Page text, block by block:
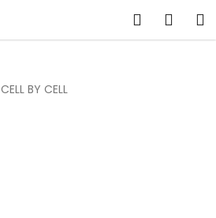
Hledat
CELL BY CELL